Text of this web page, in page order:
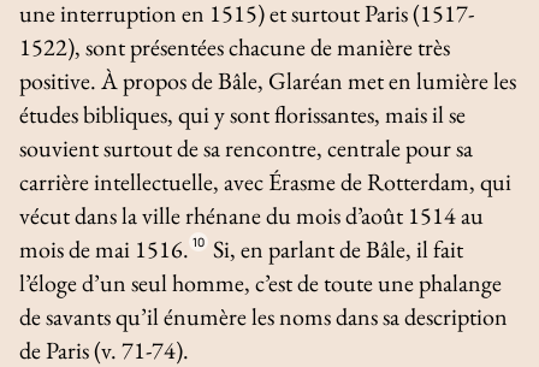
une interruption en 1515) et surtout Paris (1517-
1522), sont présentées chacune de manière très
positive. À propos de Bâle, Glaréan met en lumière les
études bibliques, qui y sont florissantes, mais il se
souvient surtout de sa rencontre, centrale pour sa
carrière intellectuelle, avec Érasme de Rotterdam, qui
vécut dans la ville rhénane du mois d’août 1514 au
mois de mai 1516. 10 Si, en parlant de Bâle, il fait
l’éloge d’un seul homme, c’est de toute une phalange
de savants qu’il énumère les noms dans sa description
de Paris (v. 71-74).